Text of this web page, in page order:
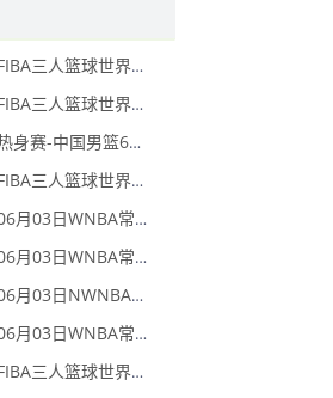
2026年06月03日 FIBA三人篮球世界杯女子小组赛 中国 16 - 21 拉脱维亚 集锦
2026年06月03日 FIBA三人篮球世界杯男子小组赛 新西兰 22 - 19 中国 集锦
2026年06月03日 热身赛-中国男篮6人上双胜FMP拉德尼基 王俊杰18+14 徐昕10+8
2026年06月03日 FIBA三人篮球世界杯女子小组赛 菲律宾 12 - 20 中国 集锦
2026年06月03日 06月03日WNBA常规赛 拉斯维加斯王牌79-69洛杉矶火花 全场集锦
2026年06月03日 06月03日WNBA常规赛 波特兰火焰77-95金州女武神 全场集锦
2026年06月03日 06月03日NWNBA常规赛 芝加哥天空72-90华盛顿神秘人 全场集锦
2026年06月03日 06月03日WNBA常规赛 康涅狄格太阳75-91亚特兰大梦想 全场集锦
2026年06月01日 FIBA三人篮球世界杯男子小组赛 中国 10 - 22 荷兰 全场集锦